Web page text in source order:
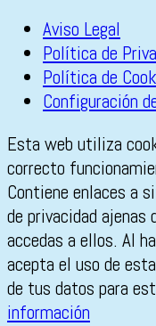
Aviso Legal
Política de
Política de
Configuración
Esta web utiliza
correcto
Contiene enlaces a
de privacidad ajenas
accedas a ellos. Al
acepta el uso de
de tus datos para
información